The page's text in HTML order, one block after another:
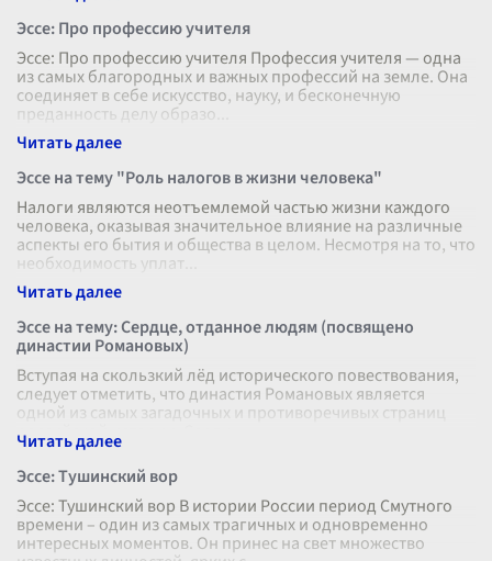
Эссе: Про профессию учителя
Эссе: Про профессию учителя Профессия учителя — одна
из самых благородных и важных профессий на земле. Она
соединяет в себе искусство, науку, и бесконечную
преданность делу образо
Эссе на тему "Роль налогов в жизни человека"
Налоги являются неотъемлемой частью жизни каждого
человека, оказывая значительное влияние на различные
аспекты его бытия и общества в целом. Несмотря на то, что
необходимость уплат
Эссе на тему: Сердце, отданное людям (посвящено
династии Романовых)
Вступая на скользкий лёд исторического повествования,
следует отметить, что династия Романовых является
одной из самых загадочных и противоречивых страниц
российской истории. Сердц
Эссе: Тушинский вор
Эссе: Тушинский вор В истории России период Смутного
времени – один из самых трагичных и одновременно
интересных моментов. Он принес на свет множество